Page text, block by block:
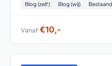
Blog (zelf) Blog (wij)
Vanaf €10,-